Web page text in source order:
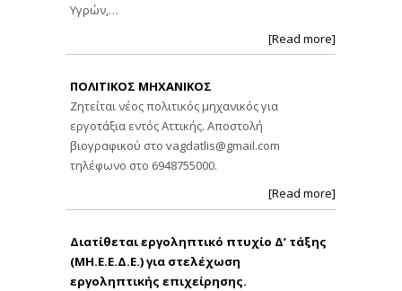
Υγρών,…
[Read more]
ΠΟΛΙΤΙΚΟΣ ΜΗΧΑΝΙΚΟΣ
Ζητείται νέος πολιτικός μηχανικός για
εργοτάξια εντός Αττικής. Αποστολή
βιογραφικού στο vagdatlis@gmail.com
τηλέφωνο στο 6948755000.
[Read more]
Διατίθεται εργοληπτικό πτυχίο Δ’ τάξης
(ΜΗ.Ε.Ε.Δ.Ε.) για στελέχωση
εργοληπτικής επιχείρησης.